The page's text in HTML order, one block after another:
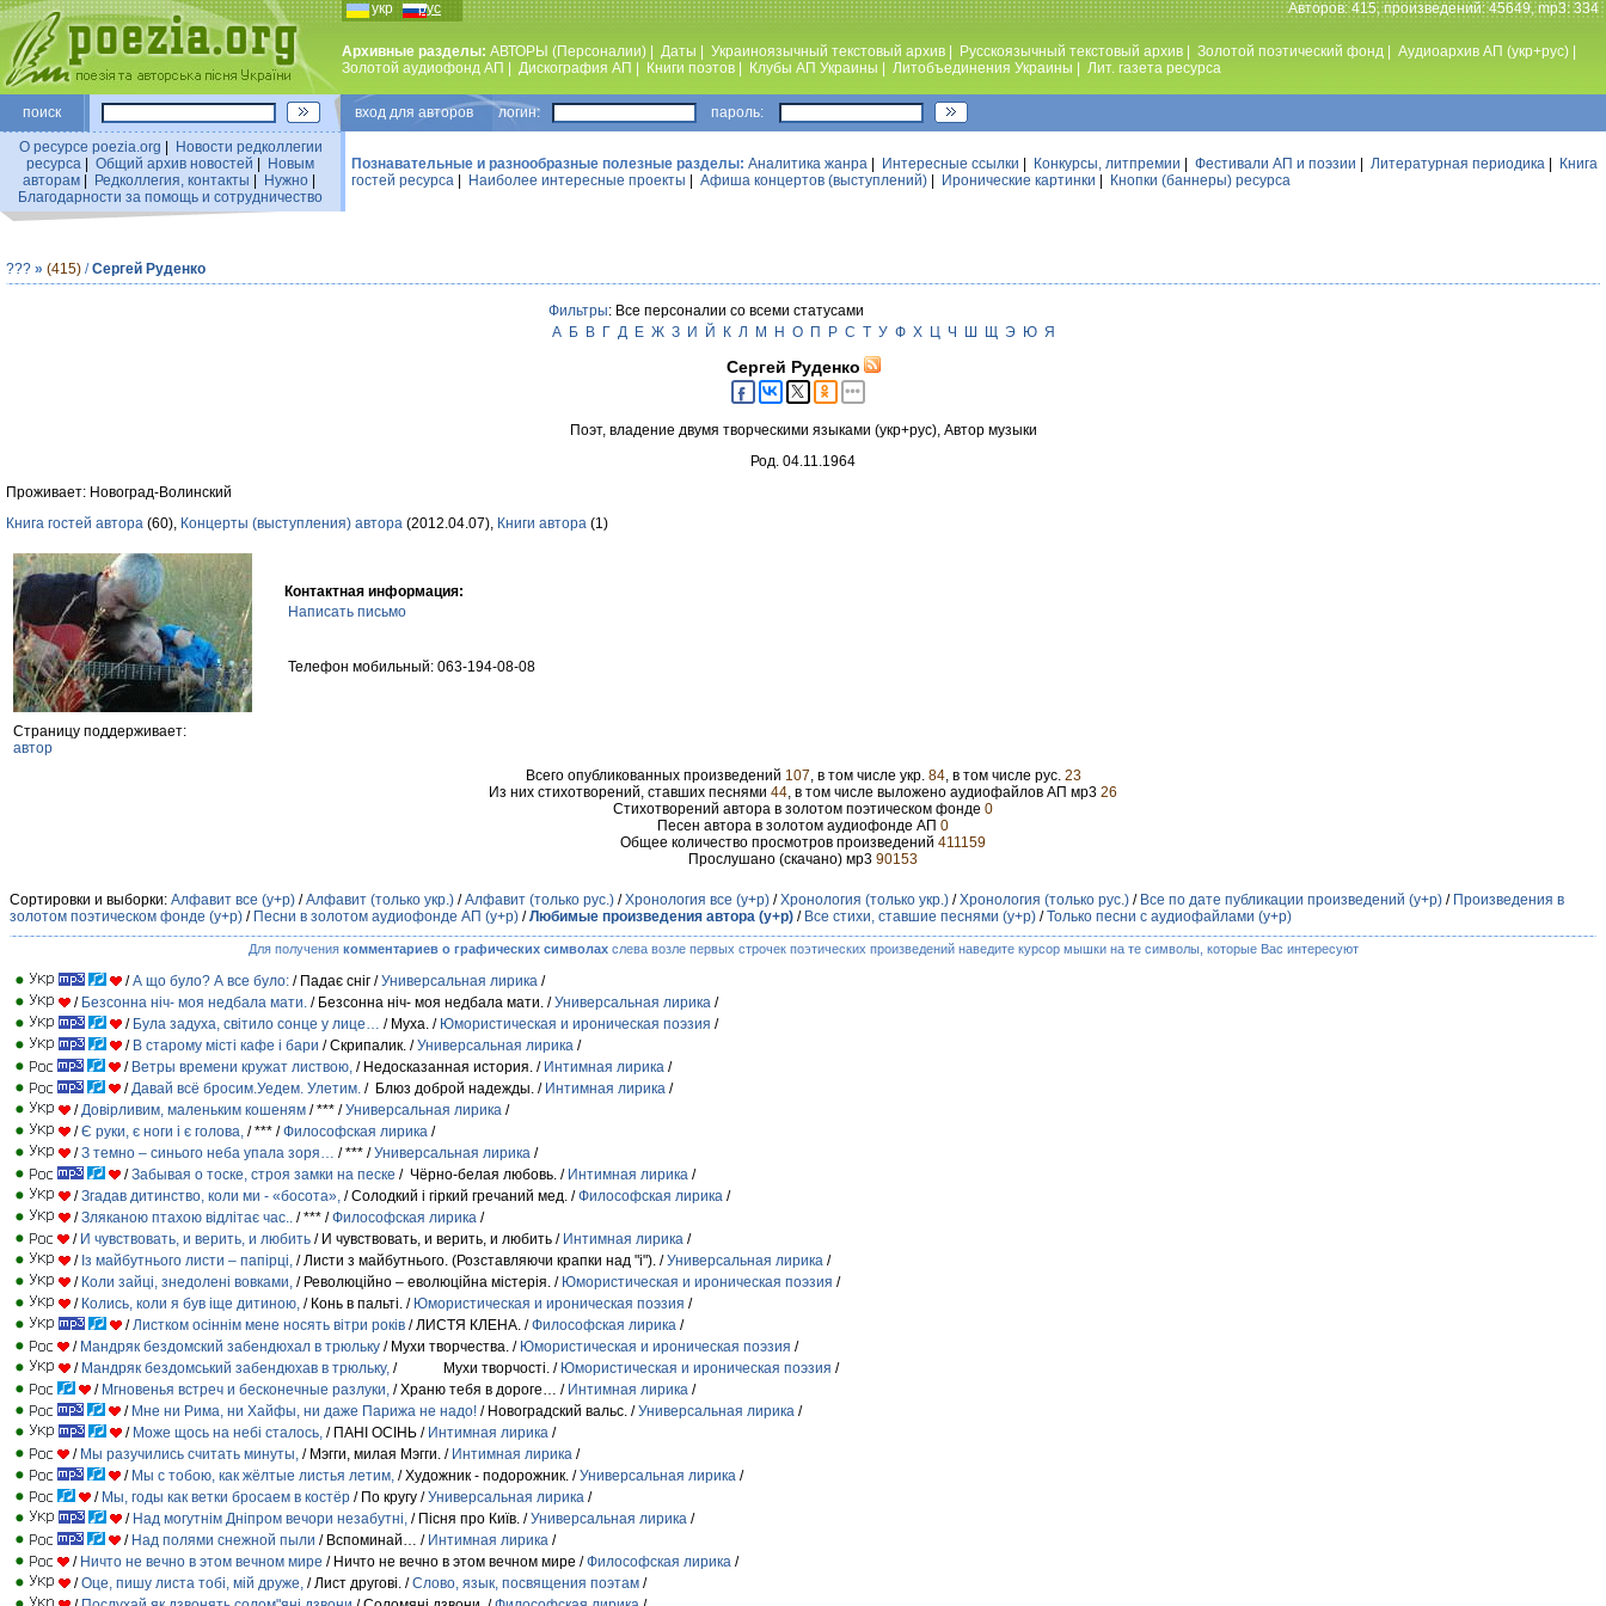
укр рус Авторов: 415, произведений: 45649, mp3: 334
Архивные разделы: АВТОРЫ (Персоналии) Даты Украиноязычный текстовый архив Русскоязычный текстовый архив Золотой поэтический фонд Аудиоархив АП (укр+рус)
Золотой аудиофонд АП
Дискография АП Книги поэтов Клубы АП Украины Литобъединения Украины Лит. газета ресурса
поиск вход для авторов логин: пароль:
О ресурсе poezia.org
Новости редколлегии
ресурса
Общий архив новостей
Новым
авторам| Редколлегия, контакты Нужно|
Благодарности за помощь и сотрудничество
Познавательные и разнообразные полезные разделы: Аналитика жанра Интересные ссылки Конкурсы, литпремии Фестивали АП и поэзии Литературная периодика
Книга
гостей ресурса
Наиболее интересные проекты Афиша концертов (выступлений) Иронические картинки Кнопки (баннеры) ресурса
??? » (415) /Сергей Руденко
Фильтры: Все персоналии со всеми статусами
А
Б В Г Д Е Ж З И Й К Л М Н О П Р С Т У Ф Х Ц Ч Ш Щ Э Ю Я
Сергей Руденко
Поэт, владение двумя творческими языками (укр+рус), Автор музыки
Род. 04.11.1964
Проживает: Новоград-Волинский
Книга гостей автора (60), Концерты (выступления) автора (2012.04.07), Книги автора (1)
Страницу поддерживает:
автор
Контактная информация:
Написать письмо
Телефон мобильный: 063-194-08-08
Всего опубликованных произведений 107, в том числе укр. 84, в том числе рус. 23
Из них стихотворений, ставших песнями 44, в том числе выложено аудиофайлов АП мр3 26
Стихотворений автора в золотом поэтическом фонде 0
Песен автора в золотом аудиофонде АП 0
Общее количество просмотров произведений 411159
Прослушано (скачано) мр3 90153
Сортировки и выборки: Алфавит все (у+р) /Алфавит (только укр.) /Алфавит (только рус.) /Хронология все (у+р) /Хронология (только укр.) /Хронология (только рус.) / Все по дате публикации произведений (у+р) / Произведения в
золотом поэтическом фонде (у+р) / Песни в золотом аудиофонде АП (у+р) /Любимые произведения автора (у+р) / Все стихи, ставшие песнями (у+р) /Только песни с аудиофайлами (у+р)
Для получения комментариев о графических символахслева возле первых строчек поэтических произведений наведите курсор мышки на те символы, которые Вас интересуют
/А що було? А все було: / Падає сніг /Универсальная лирика /
/ Безсонна ніч- моя недбала мати. / Безсонна ніч- моя недбала мати. /Универсальная лирика /
/ Була задуха, світило сонце у лице… / Муха. / Юмористическая и ироническая поэзия /
/ В старому місті кафе і бари / Скрипалик. /Универсальная лирика /
/ Ветры времени кружат листвою, / Недосказанная история. / Интимная лирика /
/ Давай всё бросим.Уедем. Улетим. / Блюз доброй надежды. / Интимная лирика /
/ Довірливим, маленьким кошеням / *** /Универсальная лирика /
/Є руки, є ноги і є голова, / *** /Философская лирика /
/З темно – синього неба упала зоря… / *** /Универсальная лирика /
/Забывая о тоске, строя замки на песке / Чёрно-белая любовь. / Интимная лирика /
/Згадав дитинство, коли ми - «босота», / Солодкий і гіркий гречаний мед. /Философская лирика /
/Зляканою птахою відлітає час.. / *** /Философская лирика /
/ И чувствовать, и верить, и любить / И чувствовать, и верить, и любить / Интимная лирика /
/ Із майбутнього листи – папірці, / Листи з майбутнього. (Розставляючи крапки над "і"). /Универсальная лирика /
/ Коли зайці, знедолені вовками, / Революційно – еволюційна містерія. / Юмористическая и ироническая поэзия /
/ Колись, коли я був іще дитиною, / Конь в пальті. / Юмористическая и ироническая поэзия /
/ Листком осіннім мене носять вітри років / ЛИСТЯ КЛЕНА. /Философская лирика /
/ Мандряк бездомский забендюхал в трюльку / Мухи творчества. / Юмористическая и ироническая поэзия /
/ Мандряк бездомський забендюхав в трюльку, / Мухи творчості. / Юмористическая и ироническая поэзия /
/ Мгновенья встреч и бесконечные разлуки, / Храню тебя в дороге… / Интимная лирика /
/ Мне ни Рима, ни Хайфы, ни даже Парижа не надо! / Новоградский вальс. /Универсальная лирика /
/ Може щось на небі сталось, / ПАНІ ОСІНЬ / Интимная лирика /
/ Мы разучились считать минуты, / Мэгги, милая Мэгги. / Интимная лирика /
/ Мы с тобою, как жёлтые листья летим, / Художник - подорожник. /Универсальная лирика /
/ Мы, годы как ветки бросаем в костёр / По кругу /Универсальная лирика /
/ Над могутнім Дніпром вечори незабутні, / Пісня про Київ. /Универсальная лирика /
/ Над полями снежной пыли / Вспоминай… / Интимная лирика /
/ Ничто не вечно в этом вечном мире / Ничто не вечно в этом вечном мире /Философская лирика /
/Оце, пишу листа тобі, мій друже, / Лист другові. /Слово, язык, посвящения поэтам /